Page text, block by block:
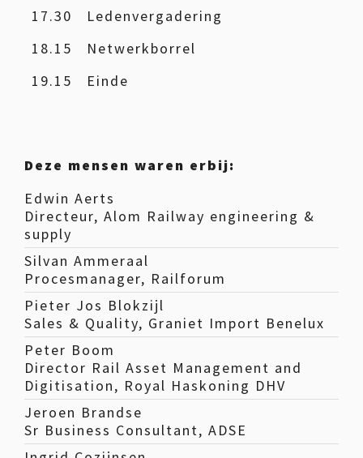
17.30
Ledenvergadering
18.15
Netwerkborrel
19.15
Einde
Deze mensen waren erbij:
Edwin Aerts
Directeur, Alom Railway engineering &
supply
Silvan Ammeraal
Procesmanager, Railforum
Pieter Jos Blokzijl
Sales & Quality, Graniet Import Benelux
Peter Boom
Director Rail Asset Management and
Digitisation, Royal Haskoning DHV
Jeroen Brandse
Sr Business Consultant, ADSE